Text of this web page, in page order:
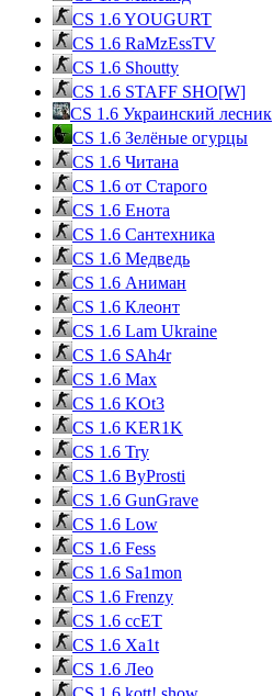
CS 1.6 YOUGURT
CS 1.6 RaMzEssTV
CS 1.6 Shoutty
CS 1.6 STAFF SHO[W]
CS 1.6 Украинский лесник
CS 1.6 Зелёные огурцы
CS 1.6 Читана
CS 1.6 от Cтарого
CS 1.6 Енота
CS 1.6 Сантехника
CS 1.6 Медведь
CS 1.6 Аниман
CS 1.6 Клеонт
CS 1.6 Lam Ukraine
CS 1.6 SAh4r
CS 1.6 Max
CS 1.6 KOt3
CS 1.6 KER1K
CS 1.6 Try
CS 1.6 ByProsti
CS 1.6 GunGrave
CS 1.6 Low
CS 1.6 Fess
CS 1.6 Sa1mon
CS 1.6 Frenzy
CS 1.6 ccET
CS 1.6 Xa1t
CS 1.6 Лео